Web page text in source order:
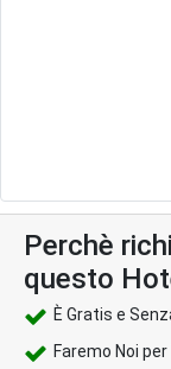
Perchè
questo
È Gratis e
Faremo Noi